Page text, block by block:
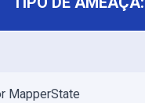
MapperState